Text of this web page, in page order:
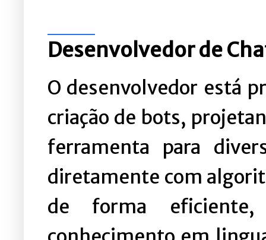
Desenvolvedor de
O desenvolvedor está
criação de bots,
ferramenta para
diretamente com
de forma